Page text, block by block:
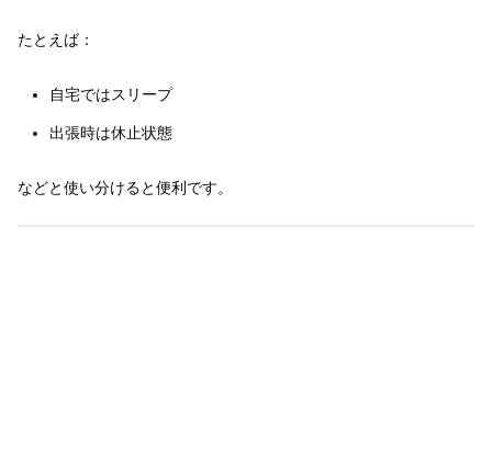
たとえば：
自宅ではスリープ
出張時は休止状態
などと使い分けると便利です。